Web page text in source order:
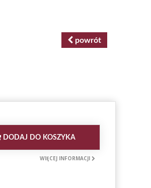
powrót
DODAJ DO KOSZYKA
WIĘCEJ INFORMACJI